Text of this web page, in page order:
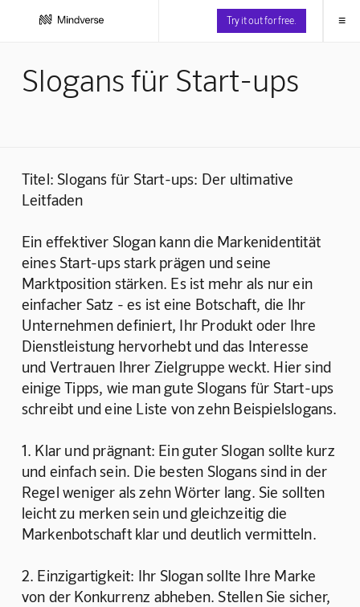
Try it out for free. ≡
Slogans für Start-ups
Titel: Slogans für Start-ups: Der ultimative
Leitfaden
Ein effektiver Slogan kann die Markenidentität
eines Start-ups stark prägen und seine
Marktposition stärken. Es ist mehr als nur ein
einfacher Satz - es ist eine Botschaft, die Ihr
Unternehmen definiert, Ihr Produkt oder Ihre
Dienstleistung hervorhebt und das Interesse
und Vertrauen Ihrer Zielgruppe weckt. Hier sind
einige Tipps, wie man gute Slogans für Start-ups
schreibt und eine Liste von zehn Beispielslogans.
1. Klar und prägnant: Ein guter Slogan sollte kurz
und einfach sein. Die besten Slogans sind in der
Regel weniger als zehn Wörter lang. Sie sollten
leicht zu merken sein und gleichzeitig die
Markenbotschaft klar und deutlich vermitteln.
2. Einzigartigkeit: Ihr Slogan sollte Ihre Marke
von der Konkurrenz abheben. Stellen Sie sicher,